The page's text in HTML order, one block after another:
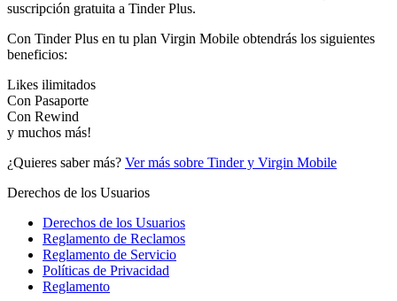
suscripción gratuita a Tinder Plus.
Con Tinder Plus en tu plan Virgin Mobile obtendrás los siguientes
beneficios:
Likes ilimitados
Con Pasaporte
Con Rewind
y muchos más!
¿Quieres saber más? Ver más sobre Tinder y Virgin Mobile
Derechos de los Usuarios
Derechos de los Usuarios
Reglamento de Reclamos
Reglamento de Servicio
Políticas de Privacidad
Reglamento